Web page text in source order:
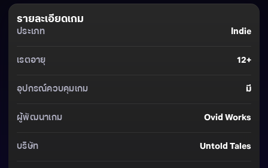
รายละเอียดเกม
ประเภท Indie
เรตอายุ 12+
อุปกรณ์ควบคุมเกม มี
ผู้พัฒนาเกม Ovid Works
บริษัท Untold Tales